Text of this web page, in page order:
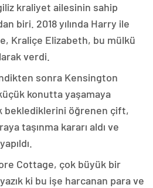
kraliyet ailesinin sahip
biri. 2018 yılında Harry ile
Kraliçe Elizabeth, bu mülkü
verdi.
sonra Kensington
konutta yaşamaya
beklediklerini öğrenen çift,
taşınma kararı aldı ve
Cottage, çok büyük bir
ki bu işe harcanan para ve